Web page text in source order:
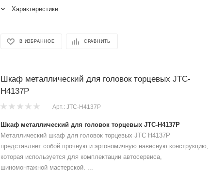
Характеристики
В ИЗБРАННОЕ СРАВНИТЬ
Шкаф металлический для головок торцевых JTC-
H4137P
Арт.: JTC-H4137P
Шкаф металлический для головок торцевых JTC-H4137P
Металлический шкаф для головок торцевых JTC H4137P
представляет собой прочную и эргономичную навесную конструкцию,
которая используется для комплектации автосервиса,
шиномонтажной мастерской. ...